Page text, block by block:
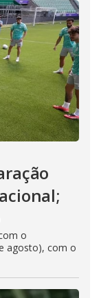
o
agosto), com o